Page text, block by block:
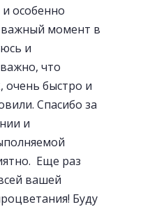
фурнитура
особенно
важный момент в
и
что
очень быстро и
Спасибо за
и
Еще раз
вашей
Буду